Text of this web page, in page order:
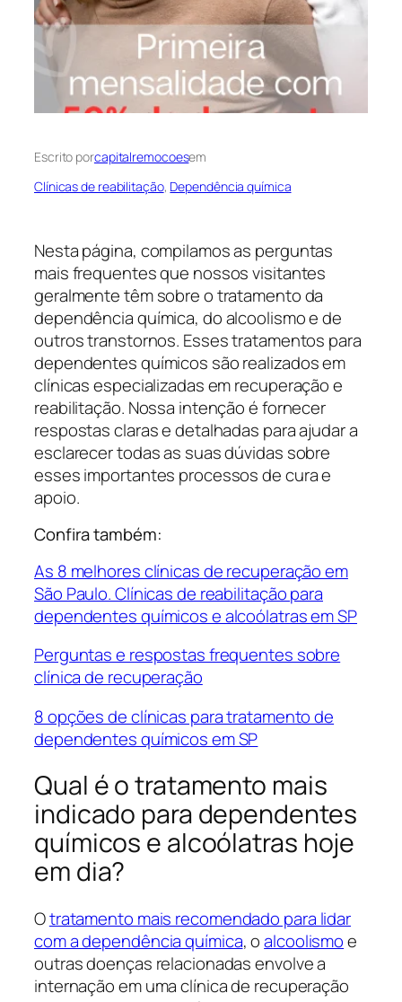
Escrito porcapitalremocoesem
Clínicas de reabilitação, Dependência química
Nesta página, compilamos as perguntas
mais frequentes que nossos visitantes
geralmente têm sobre o tratamento da
dependência química, do alcoolismo e de
outros transtornos. Esses tratamentos para
dependentes químicos são realizados em
clínicas especializadas em recuperação e
reabilitação. Nossa intenção é fornecer
respostas claras e detalhadas para ajudar a
esclarecer todas as suas dúvidas sobre
esses importantes processos de cura e
apoio.
Confira também:
As 8 melhores clínicas de recuperação em
São Paulo. Clínicas de reabilitação para
dependentes químicos e alcoólatras em SP
Perguntas e respostas frequentes sobre
clínica de recuperação
8 opções de clínicas para tratamento de
dependentes químicos em SP
Qual é o tratamento mais
indicado para dependentes
químicos e alcoólatras hoje
em dia?
Otratamento mais recomendado para lidar
com a dependência química, oalcoolismoe
outras doenças relacionadas envolve a
internação em uma clínica de recuperação